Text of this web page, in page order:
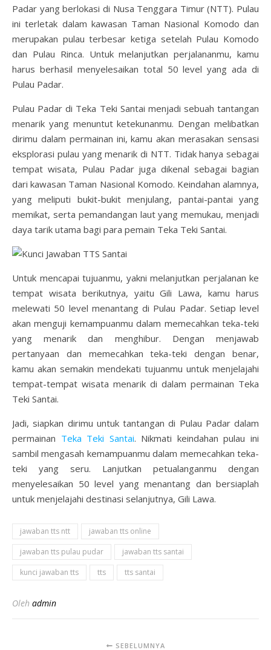
Padar yang berlokasi di Nusa Tenggara Timur (NTT). Pulau
ini terletak dalam kawasan Taman Nasional Komodo dan
merupakan pulau terbesar ketiga setelah Pulau Komodo
dan Pulau Rinca. Untuk melanjutkan perjalananmu, kamu
harus berhasil menyelesaikan total 50 level yang ada di
Pulau Padar.
Pulau Padar di Teka Teki Santai menjadi sebuah tantangan
menarik yang menuntut ketekunanmu. Dengan melibatkan
dirimu dalam permainan ini, kamu akan merasakan sensasi
eksplorasi pulau yang menarik di NTT. Tidak hanya sebagai
tempat wisata, Pulau Padar juga dikenal sebagai bagian
dari kawasan Taman Nasional Komodo. Keindahan alamnya,
yang meliputi bukit-bukit menjulang, pantai-pantai yang
memikat, serta pemandangan laut yang memukau, menjadi
daya tarik utama bagi para pemain Teka Teki Santai.
Untuk mencapai tujuanmu, yakni melanjutkan perjalanan ke
tempat wisata berikutnya, yaitu Gili Lawa, kamu harus
melewati 50 level menantang di Pulau Padar. Setiap level
akan menguji kemampuanmu dalam memecahkan teka-teki
yang menarik dan menghibur. Dengan menjawab
pertanyaan dan memecahkan teka-teki dengan benar,
kamu akan semakin mendekati tujuanmu untuk menjelajahi
tempat-tempat wisata menarik di dalam permainan Teka
Teki Santai.
Jadi, siapkan dirimu untuk tantangan di Pulau Padar dalam
permainan Teka Teki Santai. Nikmati keindahan pulau ini
sambil mengasah kemampuanmu dalam memecahkan teka-
teki yang seru. Lanjutkan petualanganmu dengan
menyelesaikan 50 level yang menantang dan bersiaplah
untuk menjelajahi destinasi selanjutnya, Gili Lawa.
jawaban tts ntt
jawaban tts online
jawaban tts pulau pudar
jawaban tts santai
kunci jawaban tts
tts tts santai
Oleh admin
SEBELUMNYA